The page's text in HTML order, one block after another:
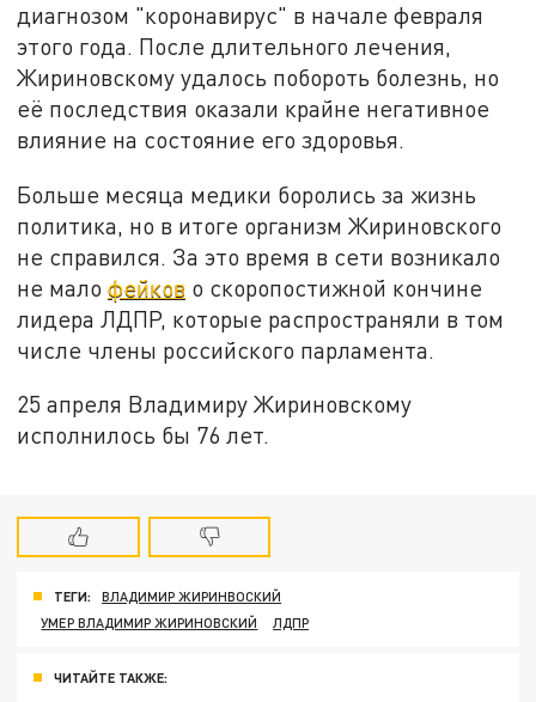
диагнозом "коронавирус" в начале февраля
этого года. После длительного лечения,
Жириновскому удалось побороть болезнь, но
её последствия оказали крайне негативное
влияние на состояние его здоровья.
Больше месяца медики боролись за жизнь
политика, но в итоге организм Жириновского
не справился. За это время в сети возникало
не малофейков о скоропостижной кончине
лидера ЛДПР, которые распространяли в том
числе члены российского парламента.
25 апреля Владимиру Жириновскому
исполнилось бы 76 лет.
ТЕГИ:
ВЛАДИМИР ЖИРИНВОСКИЙ
УМЕР ВЛАДИМИР ЖИРИНОВСКИЙ
ЛДПР
ЧИТАЙТЕ ТАКЖЕ: